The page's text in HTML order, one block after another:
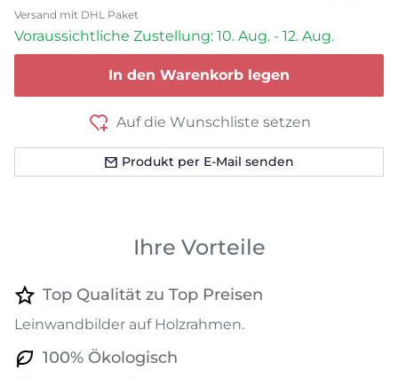
Versand mit DHL Paket
Voraussichtliche Zustellung: 10. Aug. - 12. Aug.
In den Warenkorb legen
Auf die Wunschliste setzen
Produkt per E-Mail senden
Ihre Vorteile
Top Qualität zu Top Preisen
Leinwandbilder auf Holzrahmen.
100% Ökologisch